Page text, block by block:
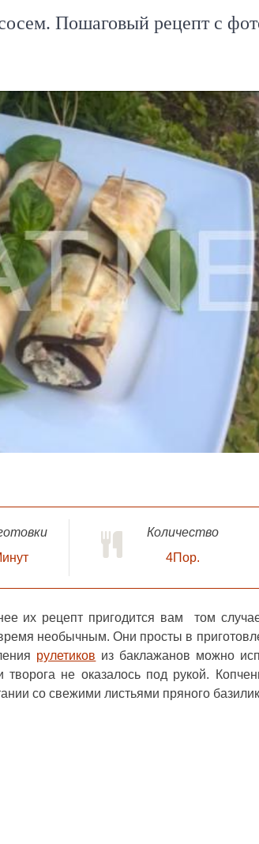
Пошаговый рецепт с
Количество
4Пор.
их рецепт пригодится вам том
необычным. Они просты в
рулетиков из баклажанов можно
не оказалось под рукой.
со свежими листьями пряного